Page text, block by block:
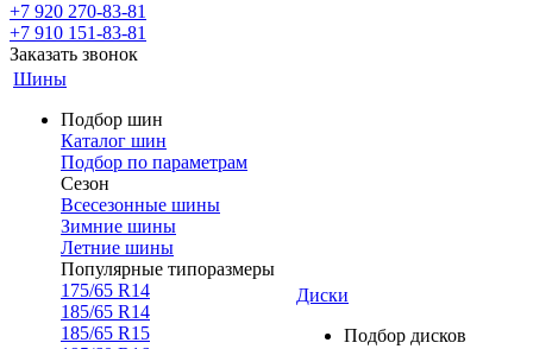
+7 920 270-83-81
+7 910 151-83-81
Заказать звонок
Шины
Подбор шин
Каталог шин
Подбор по параметрам
Сезон
Всесезонные шины
Зимние шины
Летние шины
Популярные типоразмеры
175/65 R14
185/65 R14
185/65 R15
Диски
Подбор дисков